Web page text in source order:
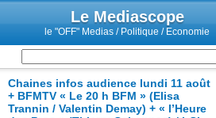
Le Mediascope
le "OFF" Medias / Politique / Economie
Chaines infos audience lundi 11 août
+ BFMTV « Le 20 h BFM » (Elisa
Trannin / Valentin Demay) + « l’Heure